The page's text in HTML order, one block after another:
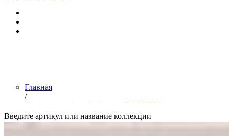
Главная
/
Коллекции обоев фабрики «ПАЛИТРА»
Введите артикул или название коллекции